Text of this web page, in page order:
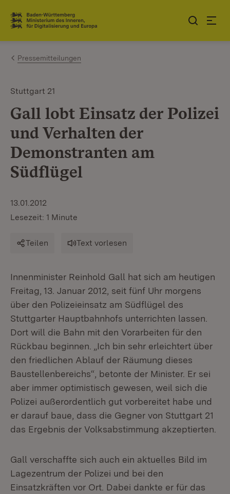
Zum Inhalt springen
Link zur Startseite
Pressemitteilungen
Stuttgart 21
Gall lobt Einsatz der Polizei
und Verhalten der
Demonstranten am
Südflügel
13.01.2012
Lesezeit: 1 Minute
Teilen Text vorlesen
Innenminister Reinhold Gall hat sich am heutigen
Freitag, 13. Januar 2012, seit fünf Uhr morgens
über den Polizeieinsatz am Südflügel des
Stuttgarter Hauptbahnhofs unterrichten lassen.
Dort will die Bahn mit den Vorarbeiten für den
Rückbau beginnen. „Ich bin sehr erleichtert über
den friedlichen Ablauf der Räumung dieses
Baustellenbereichs“, betonte der Minister. Er sei
aber immer optimistisch gewesen, weil sich die
Polizei außerordentlich gut vorbereitet habe und
er darauf baue, dass die Gegner von Stuttgart 21
das Ergebnis der Volksabstimmung akzeptierten.
Gall verschaffte sich auch ein aktuelles Bild im
Lagezentrum der Polizei und bei den
Einsatzkräften vor Ort. Dabei dankte er für das